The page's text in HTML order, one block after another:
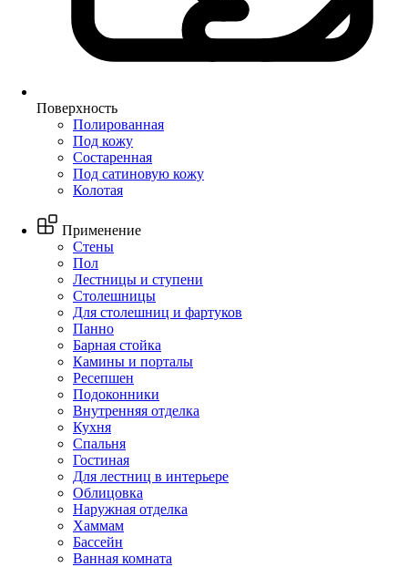
Поверхность
Полированная
Под кожу
Состаренная
Под сатиновую кожу
Колотая
Применение
Стены
Пол
Лестницы и ступени
Столешницы
Для столешниц и фартуков
Панно
Барная стойка
Камины и порталы
Ресепшен
Подоконники
Внутренняя отделка
Кухня
Спальня
Гостиная
Для лестниц в интерьере
Облицовка
Наружная отделка
Хаммам
Бассейн
Ванная комната